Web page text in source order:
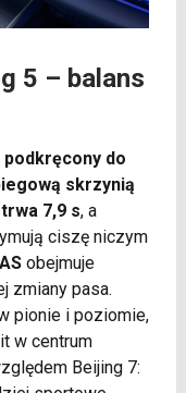
5 – balans
podkręcony do
skrzynią
7,9 s, a
ciszę niczym
obejmuje
zmiany pasa.
pionie i poziomie,
w centrum
Beijing 7: